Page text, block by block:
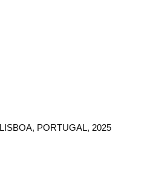
LISBOA, PORTUGAL, 2025